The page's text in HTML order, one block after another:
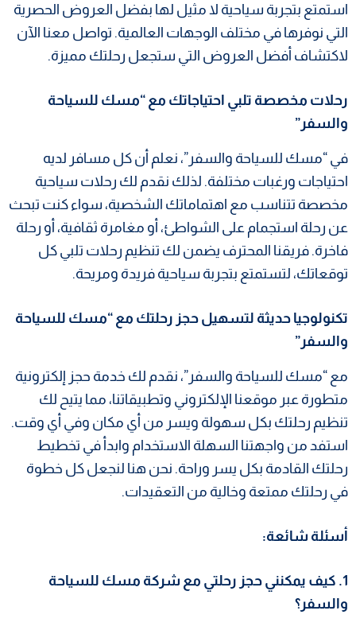
استمتع بتجربة سياحية لا مثيل لها بفضل العروض الحصرية
التي نوفرها في مختلف الوجهات العالمية. تواصل معنا الآن
لاكتشاف أفضل العروض التي ستجعل رحلتك مميزة.
رحلات مخصصة تلبي احتياجاتك مع “مسك للسياحة
والسفر”
في “مسك للسياحة والسفر”، نعلم أن كل مسافر لديه
احتياجات ورغبات مختلفة. لذلك نقدم لك رحلات سياحية
مخصصة تتناسب مع اهتماماتك الشخصية، سواء كنت تبحث
عن رحلة استجمام على الشواطئ، أو مغامرة ثقافية، أو رحلة
فاخرة. فريقنا المحترف يضمن لك تنظيم رحلات تلبي كل
توقعاتك، لتستمتع بتجربة سياحية فريدة ومريحة.
تكنولوجيا حديثة لتسهيل حجز رحلتك مع “مسك للسياحة
والسفر”
مع “مسك للسياحة والسفر”، نقدم لك خدمة حجز إلكترونية
متطورة عبر موقعنا الإلكتروني وتطبيقاتنا، مما يتيح لك
تنظيم رحلتك بكل سهولة ويسر من أي مكان وفي أي وقت.
استفد من واجهتنا السهلة الاستخدام وابدأ في تخطيط
رحلتك القادمة بكل يسر وراحة. نحن هنا لنجعل كل خطوة
في رحلتك ممتعة وخالية من التعقيدات.
أسئلة شائعة:
1. كيف يمكنني حجز رحلتي مع شركة مسك للسياحة
والسفر؟